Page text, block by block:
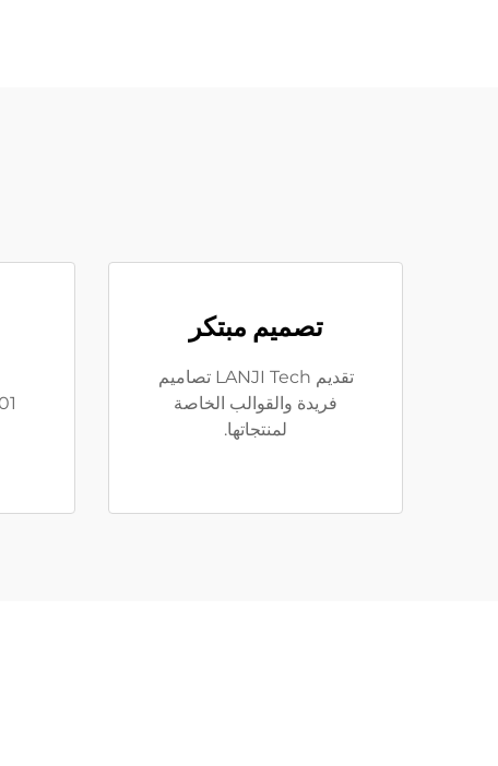
تصميم مبتكر
تقديم LANJI Tech تصاميم
فريدة والقوالب الخاصة
لمنتجاتها.